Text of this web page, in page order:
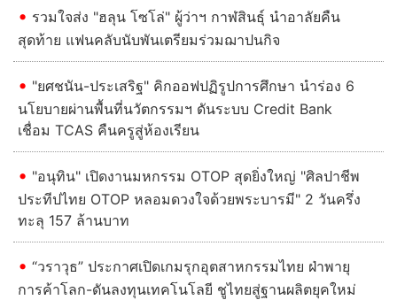
รวมใจส่ง "ฮลุน โซโล่" ผู้ว่าฯ กาฬสินธุ์ นำอาลัยคืน
สุดท้าย แฟนคลับนับพันเตรียมร่วมฌาปนกิจ
"ยศชนัน-ประเสริฐ" คิกออฟปฏิรูปการศึกษา นำร่อง 6
นโยบายผ่านพื้นที่นวัตกรรมฯ ดันระบบ Credit Bank
เชื่อม TCAS คืนครูสู่ห้องเรียน
"อนุทิน" เปิดงานมหกรรม OTOP สุดยิ่งใหญ่ "ศิลปาชีพ
ประทีปไทย OTOP หลอมดวงใจด้วยพระบารมี" 2 วันครึ่ง
ทะลุ 157 ล้านบาท
“วราวุธ” ประกาศเปิดเกมรุกอุตสาหกรรมไทย ฝ่าพายุ
การค้าโลก-ดันลงทุนเทคโนโลยี ชูไทยสู่ฐานผลิตยุคใหม่